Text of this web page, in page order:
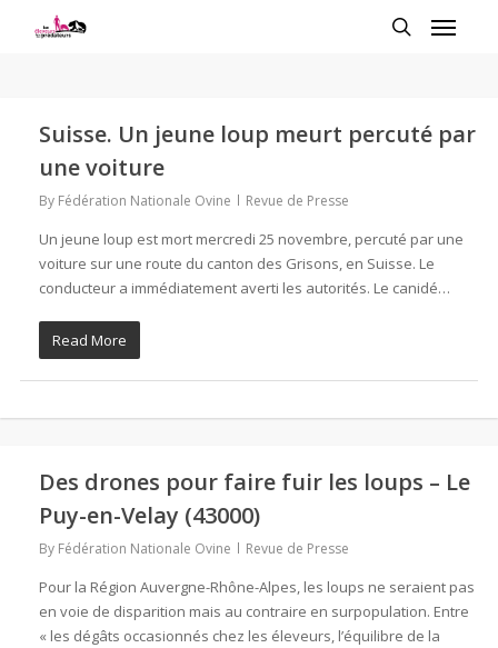
Suisse. Un jeune loup meurt percuté par
une voiture
By Fédération Nationale Ovine Revue de Presse
Un jeune loup est mort mercredi 25 novembre, percuté par une
voiture sur une route du canton des Grisons, en Suisse. Le
conducteur a immédiatement averti les autorités. Le canidé…
Read More
Des drones pour faire fuir les loups – Le
Puy-en-Velay (43000)
By Fédération Nationale Ovine Revue de Presse
Pour la Région Auvergne-Rhône-Alpes, les loups ne seraient pas
en voie de disparition mais au contraire en surpopulation. Entre
« les dégâts occasionnés chez les éleveurs, l’équilibre de la